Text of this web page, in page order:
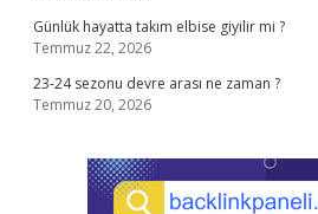
Günlük hayatta takım elbise giyilir mi ?
Temmuz 22, 2026
23-24 sezonu devre arası ne zaman ?
Temmuz 20, 2026